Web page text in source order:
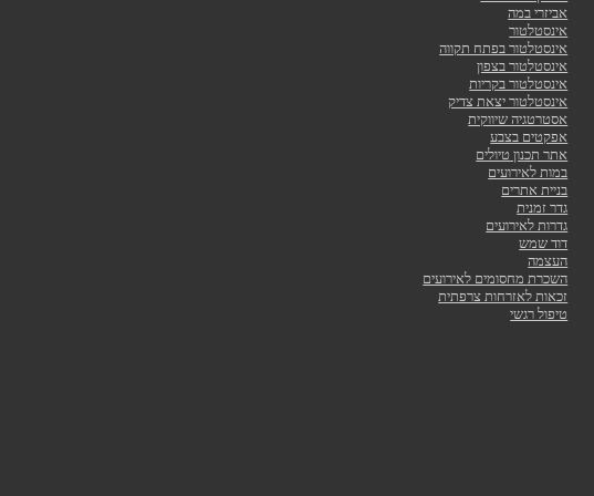
אביזרי במה
אינסטלטור
אינסטלטור בפתח תקווה
אינסטלטור בצפון
אינסטלטור בקריות
אינסטלטור יצאת צדיק
אסטרטגיה שיווקית
אפקטים בצבע
אתר תכנון טיולים
במות לאירועים
בניית אתרים
גדר זמנית
גדרות לאירועים
דוד שמש
העצמה
השכרת מחסומים לאירועים
זכאות לאזרחות צרפתית
טיפול רגשי